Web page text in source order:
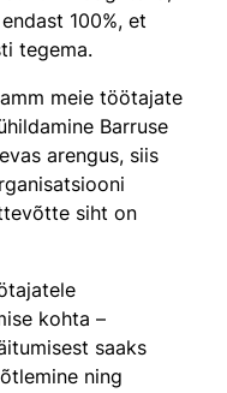
100%, et
tegema.
meie töötajate
Barruse
arengus, siis
siht on
kohta –
saaks
ning